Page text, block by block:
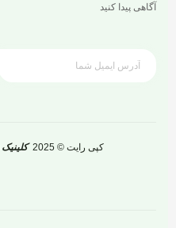
آگاهی پیدا کنید
کپی رایت © 2025 کلینیک